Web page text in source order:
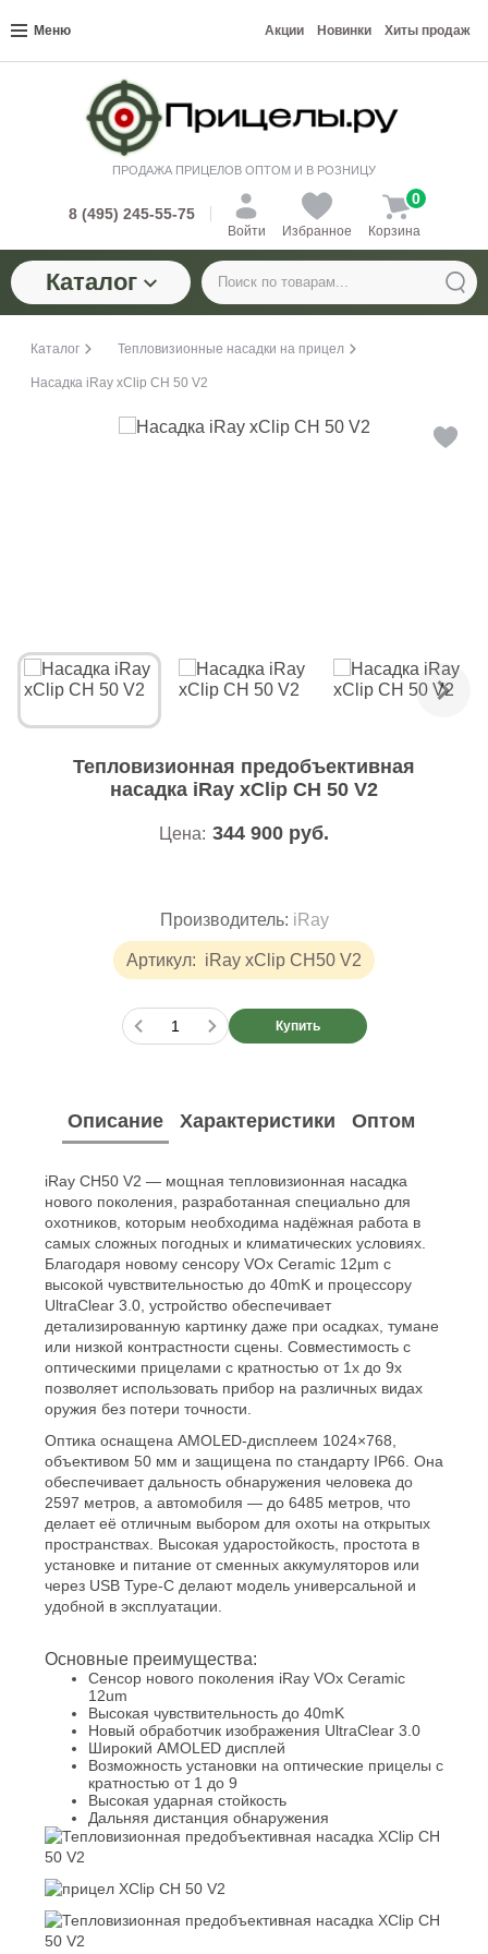
Меню Акции Новинки Хиты продаж
ПРОДАЖА ПРИЦЕЛОВ ОПТОМ И В РОЗНИЦУ
8 (495) 245-55-75
Войти Избранное Корзина
0
Каталог
Каталог Тепловизионные насадки на прицел
Насадка iRay xClip CH 50 V2
Тепловизионная предобъективная
насадка iRay xClip CH 50 V2
Производитель: iRay
Артикул: iRay xClip CH50 V2
Цена: 344 900 руб.
Купить
Описание Характеристики Оптом
iRay CH50 V2 — мощная тепловизионная насадка
нового поколения, разработанная специально для
охотников, которым необходима надёжная работа в
самых сложных погодных и климатических условиях.
Благодаря новому сенсору VOx Ceramic 12μm с
высокой чувствительностью до 40mK и процессору
UltraClear 3.0, устройство обеспечивает
детализированную картинку даже при осадках, тумане
или низкой контрастности сцены. Совместимость с
оптическими прицелами с кратностью от 1х до 9х
позволяет использовать прибор на различных видах
оружия без потери точности.
Оптика оснащена AMOLED-дисплеем 1024×768,
объективом 50 мм и защищена по стандарту IP66. Она
обеспечивает дальность обнаружения человека до
2597 метров, а автомобиля — до 6485 метров, что
делает её отличным выбором для охоты на открытых
пространствах. Высокая ударостойкость, простота в
установке и питание от сменных аккумуляторов или
через USB Type-C делают модель универсальной и
удобной в эксплуатации.
Основные преимущества:
Сенсор нового поколения iRay VOx Ceramic
12um
Высокая чувствительность до 40mK
Новый обработчик изображения UltraClear 3.0
Широкий AMOLED дисплей
Возможность установки на оптические прицелы с
кратностью от 1 до 9
Высокая ударная стойкость
Дальняя дистанция обнаружения